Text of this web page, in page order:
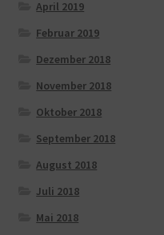
April 2019
Februar 2019
Dezember 2018
November 2018
Oktober 2018
September 2018
August 2018
Juli 2018
Mai 2018